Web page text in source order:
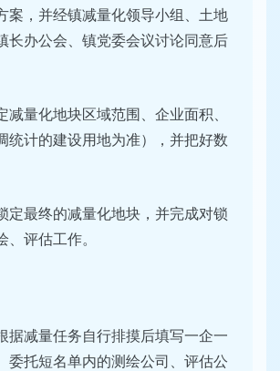
案，并经镇减量化领导小组、土地
长办公会、镇党委会议讨论同意后
减量化地块区域范围、企业面积、
统计的建设用地为准），并把好数
定最终的减量化地块，并完成对锁
、评估工作。
据减量任务自行排摸后填写一企一
委托短名单内的测绘公司、评估公